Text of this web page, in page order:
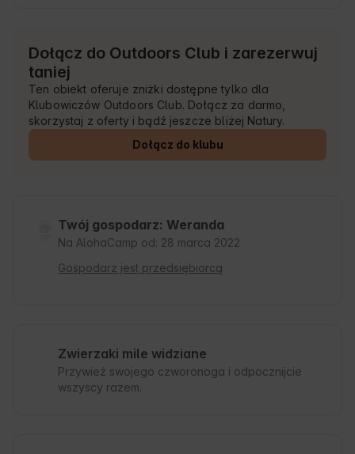
Dołącz do Outdoors Club i zarezerwuj
taniej
Ten obiekt oferuje zniżki dostępne tylko dla
Klubowiczów Outdoors Club. Dołącz za darmo,
skorzystaj z oferty i bądź jeszcze bliżej Natury.
Dołącz do klubu
Twój gospodarz: Weranda
Na AlohaCamp od: 28 marca 2022
Gospodarz jest przedsiębiorcą
Zwierzaki mile widziane
Przywieź swojego czworonoga i odpocznijcie
wszyscy razem.